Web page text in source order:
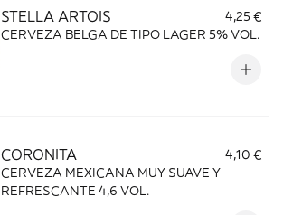
STELLA ARTOIS
4,25 €
CERVEZA BELGA DE TIPO LAGER 5% VOL.
CORONITA
4,10 €
CERVEZA MEXICANA MUY SUAVE Y
REFRESCANTE 4,6 VOL.